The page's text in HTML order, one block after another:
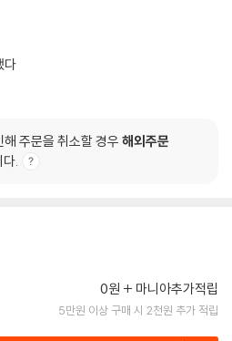
다
주문을 취소할 경우 해외주문
.
0원 마니아추가적립
5만원 이상 구매 시 2천원 추가 적립